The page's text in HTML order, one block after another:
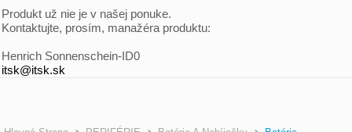
Produkt už nie je v našej ponuke.
Kontaktujte, prosím, manažéra produktu:
Henrich Sonnenschein-ID0
itsk@itsk.sk